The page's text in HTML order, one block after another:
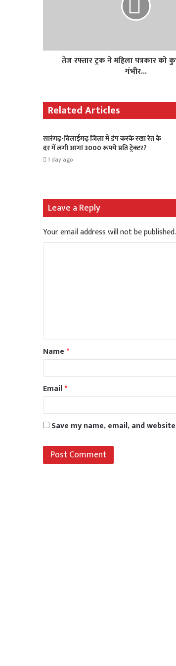
तेज रफ्तार ट्रक ने महिला पत्रकार को
गंभीर...
Related Articles
सारंगढ़-बिलाईगढ़ जिला में डंप करके रखा रेत के
दर में लगी आग! 3000 रूपये प्रति ट्रेक्टर?
1 day ago
Leave a Reply
Your email address will not be published.
Name*
Email*
Save my name, email, and